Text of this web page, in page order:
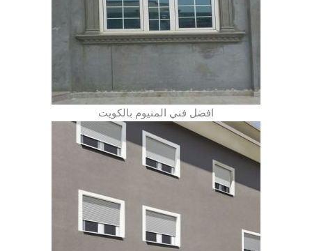
افضل فني المنيوم بالكويت